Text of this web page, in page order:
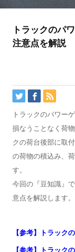
トラックのパ
注意点を解説
トラックのパワー
損なうことなく荷
クの荷台後部に取
の荷物の積込み、
す。
今回の『豆知識』
意点を解説します。
【参考】トラック
【参考】トラック